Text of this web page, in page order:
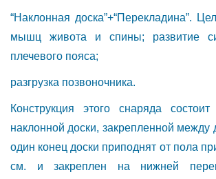
“Наклонная доска”+“Перекладина”.
мышц живота и спины; развитие
плечевого пояса;
разгрузка позвоночника.
Конструкция этого снаряда
наклонной доски, закрепленной между
один конец доски приподнят от пола
см. и закреплен на нижней